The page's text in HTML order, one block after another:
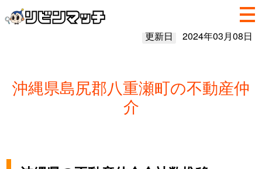
更新日 2024年03月08日
沖縄県島尻郡八重瀬町の不動産仲
介